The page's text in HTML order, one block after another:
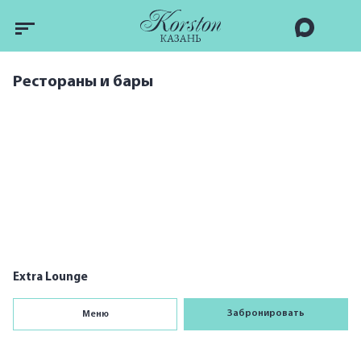
Рестораны и бары
Extra Lounge
Меню Забронировать